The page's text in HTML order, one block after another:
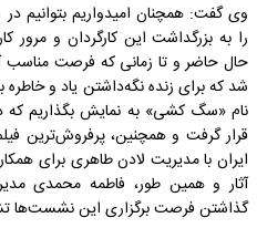
وی گفت: همچنان امیدواریم بتوانیم
را به بزرگداشت این کارگردان و مرور
حال حاضر و تا زمانی که فرصت مناسب
شد که برای زنده نگه‌داشتن یاد و خاطره
نام «سگ کشی» به نمایش بگذاریم که
قرار گرفت و همچنین، پرفروش‌ترین
ایران با مدیریت لادن طاهری برای
آثار و همین طور، فاطمه محمدی
گذاشتن فرصت برگزاری این نشست‌ها